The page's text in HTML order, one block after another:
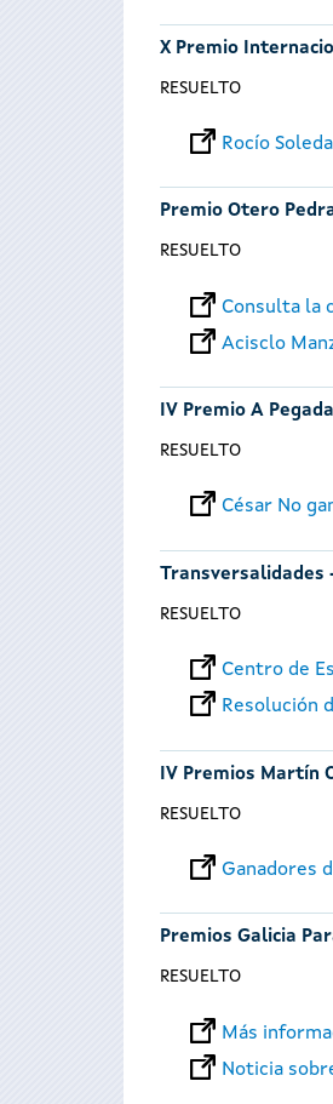
X Premio
RESUELTO
Rocío
Premio Otero
RESUELTO
Consulta la
Acisclo
IV Premio A
RESUELTO
César No
RESUELTO
Centro de
Resolución
IV Premios Martín
RESUELTO
Ganadores
Premios Galicia
RESUELTO
Más
Noticia